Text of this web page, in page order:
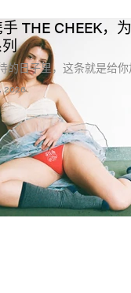
THE CHEEK，
的日子里，这条就是给你
2026